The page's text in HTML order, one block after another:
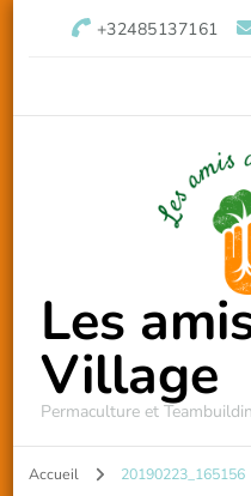
+32485137161
Les
Village
Permaculture et
Accueil 20190223_165156